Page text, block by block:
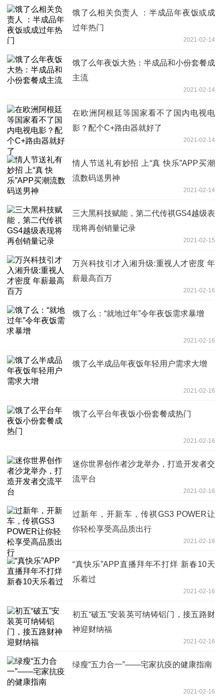
饿了么相关负责人 ：半成品年夜饭或成
过年热门
2021-02-14
饿了么年夜饭大热：半成品和小份套餐成
主流
2021-02-14
在欧洲阿根廷等国家看不了国内电视电
影？配个C+路由器就好了
2021-02-14
情人节送礼有妙招 上“真 快乐”APP买潮
流数码送男神
2021-02-14
三大黑科技赋能，第二代传祺GS4越级表
现将再创销量记录
2021-02-15
万兴科技引才入湘升级:重视人才密度 年
薪最高百万
2021-02-16
饿了么：“就地过年”令年夜饭需求暴增
2021-02-16
饿了么半成品年夜饭年轻用户需求大增
2021-02-16
饿了么平台年夜饭小份套餐成热门
2021-02-16
迷你世界创作者沙龙举办，打造开发者交
流平台
2021-02-16
过新年，开新车，传祺GS3 POWER让
你轻松享受高品质出行
2021-02-16
“真快乐”APP直播拜年不打烊 新春10天
乐着过
2021-02-16
初五“破五”安装英可纳铸铝门，接五路财
神迎财纳福
2021-02-16
绿瘦“五力合一”——宅家抗疫的健康指南
2021-02-16